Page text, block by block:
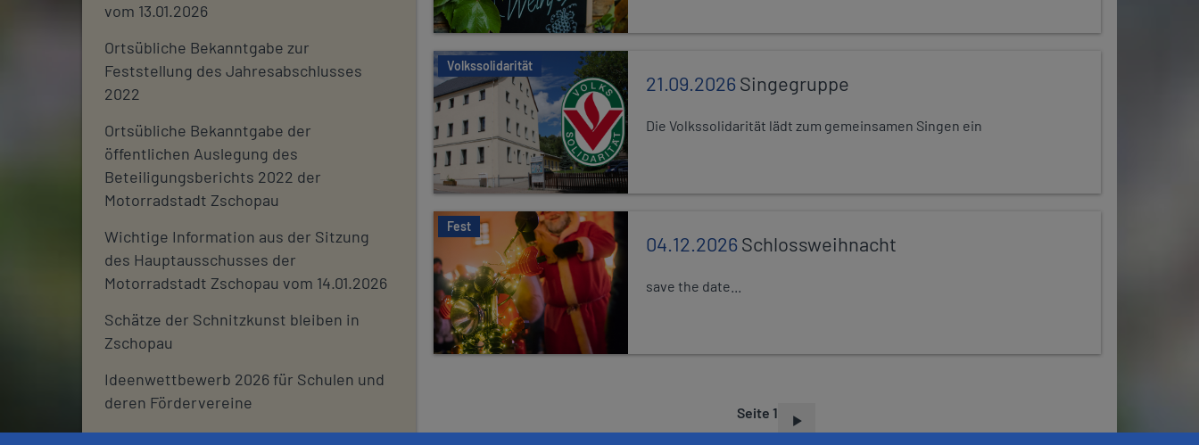
vom 13.01.2026
Ortsübliche Bekanntgabe zur
Feststellung des Jahresabschlusses
2022
Ortsübliche Bekanntgabe der
öffentlichen Auslegung des
Beteiligungsberichts 2022 der
Motorradstadt Zschopau
Wichtige Information aus der Sitzung
des Hauptausschusses der
Motorradstadt Zschopau vom 14.01.2026
Schätze der Schnitzkunst bleiben in
Zschopau
Ideenwettbewerb 2026 für Schulen und
deren Fördervereine
Stadtjournal 2026: Wir suchen euch
Volkssolidarität
21.09.2026Singegruppe
Die Volkssolidarität lädt zum gemeinsamen Singen ein
Fest
04.12.2026Schlossweihnacht
save the date...
S
Seite 1